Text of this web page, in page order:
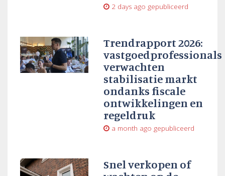
2 days ago gepubliceerd
Trendrapport 2026:
vastgoedprofessionals
verwachten
stabilisatie markt
ondanks fiscale
ontwikkelingen en
regeldruk
a month ago gepubliceerd
Snel verkopen of